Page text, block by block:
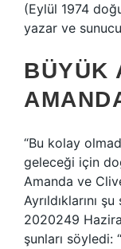
(Eylül 1974
yazar ve
BÜYÜK
“Bu kolay
geleceği için
Amanda ve
Ayrıldıklarını
2020249
şunları söyledi: